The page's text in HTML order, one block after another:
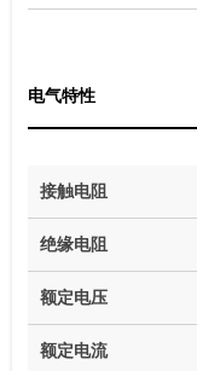
电气特性
接触电阻
绝缘电阻
额定电压
额定电流